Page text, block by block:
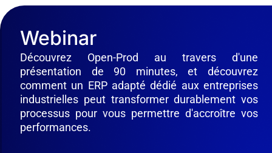
Webinar
Découvrez Open-Prod au travers d'une
présentation de 90 minutes, et découvrez
comment un ERP adapté dédié aux entreprises
industrielles peut transformer durablement vos
processus pour vous permettre d'accroître vos
performances.